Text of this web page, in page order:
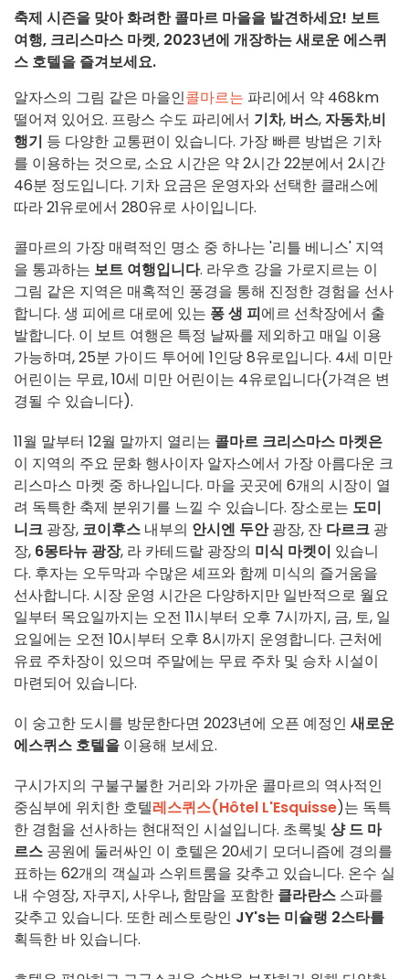
축제 시즌을 맞아 화려한 콜마르 마을을 발견하세요! 보트
여행, 크리스마스 마켓, 2023년에 개장하는 새로운 에스퀴
스 호텔을 즐겨보세요.
알자스의 그림 같은 마을인콜마르는 파리에서 약 468km
떨어져 있어요. 프랑스 수도 파리에서 기차, 버스,자동차,비
행기 등 다양한 교통편이 있습니다. 가장 빠른 방법은 기차
를 이용하는 것으로, 소요 시간은 약 2시간 22분에서 2시간
46분 정도입니다. 기차 요금은 운영자와 선택한 클래스에
따라 21유로에서 280유로 사이입니다.
콜마르의 가장 매력적인 명소 중 하나는 '리틀 베니스' 지역
을 통과하는 보트 여행입니다. 라우흐 강을 가로지르는 이
그림 같은 지역은 매혹적인 풍경을 통해 진정한 경험을 선사
합니다. 생 피에르 대로에 있는 퐁 생 피에르 선착장에서 출
발합니다. 이 보트 여행은 특정 날짜를 제외하고 매일 이용
가능하며, 25분 가이드 투어에 1인당 8유로입니다. 4세 미만
어린이는 무료, 10세 미만 어린이는 4유로입니다(가격은 변
경될 수 있습니다).
11월 말부터 12월 말까지 열리는 콜마르 크리스마스 마켓은
이 지역의 주요 문화 행사이자 알자스에서 가장 아름다운 크
리스마스 마켓 중 하나입니다. 마을 곳곳에 6개의 시장이 열
려 독특한 축제 분위기를 느낄 수 있습니다. 장소로는 도미
니크 광장, 코이후스 내부의 안시엔 두안광장, 잔 다르크 광
장, 6몽타뉴 광장, 라 카테드랄 광장의 미식 마켓이 있습니
다. 후자는 오두막과 수많은 셰프와 함께 미식의 즐거움을
선사합니다. 시장 운영 시간은 다양하지만 일반적으로 월요
일부터 목요일까지는 오전 11시부터 오후 7시까지, 금, 토, 일
요일에는 오전 10시부터 오후 8시까지 운영합니다. 근처에
유료 주차장이 있으며 주말에는 무료 주차 및 승차 시설이
마련되어 있습니다.
이 숭고한 도시를 방문한다면 2023년에 오픈 예정인 새로운
에스퀴스 호텔을 이용해 보세요.
구시가지의 구불구불한 거리와 가까운 콜마르의 역사적인
중심부에 위치한 호텔레스퀴스(Hôtel L'Esquisse)는 독특
한 경험을 선사하는 현대적인 시설입니다. 초록빛 샹 드 마
르스 공원에 둘러싸인 이 호텔은 20세기 모더니즘에 경의를
표하는 62개의 객실과 스위트룸을 갖추고 있습니다. 온수 실
내 수영장, 자쿠지, 사우나, 함맘을 포함한 클라란스 스파를
갖추고 있습니다. 또한 레스토랑인 JY's는 미슐랭 2스타를
획득한 바 있습니다.